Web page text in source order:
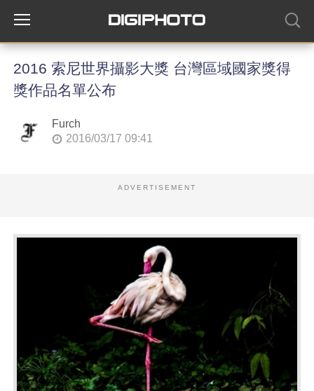
2016 索尼世界攝影大獎 台灣區域國家獎得
獎作品名單公布
Furch
2016/03/17 09:41
ADVERTISEMENT